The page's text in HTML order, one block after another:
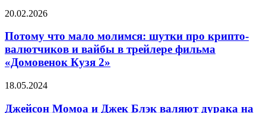
четвёртого
сериала
«Любовь,
смерть
и
Потому
мало
молимся:
шутки
про
валютчиков
вайбы
20.02.2026
Потому что мало молимся: шутки про крипто-
валютчиков и вайбы в трейлере фильма
«Домовенок Кузя 2»
Джейсон
и
18.05.2024
Джейсон Момоа и Джек Блэк валяют дурака на